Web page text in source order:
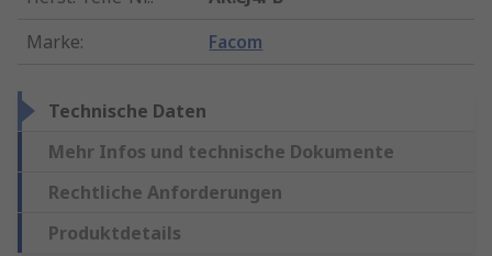
Marke: Facom
Technische Daten
Mehr Infos und technische Dokumente
Rechtliche Anforderungen
Produktdetails